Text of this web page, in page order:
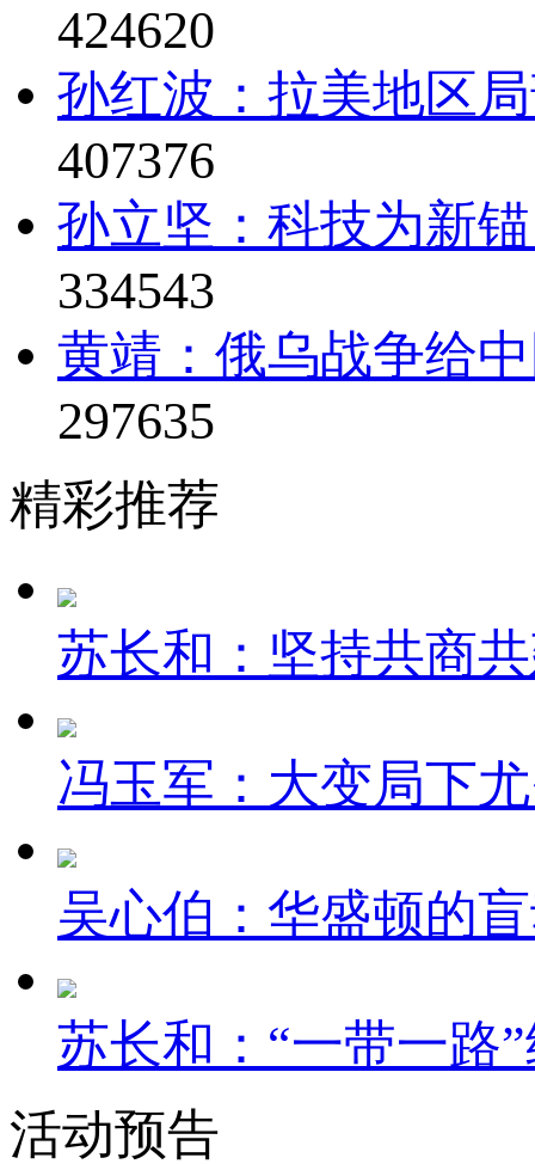
424620
孙红波：拉美地区
407376
孙立坚：科技为新
334543
黄靖：俄乌战争给
297635
精彩推荐
苏长和：坚持共商
冯玉军：大变局下
吴心伯：华盛顿的
苏长和：“一带一路
活动预告